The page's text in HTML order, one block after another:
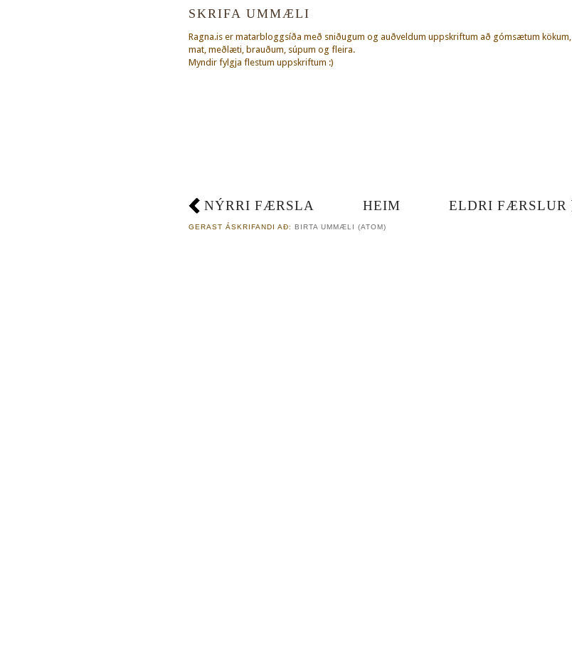
SKRIFA UMMÆLI
Ragna.is er matarbloggsíða með sniðugum og auðveldum uppskriftum að gómsætum kökum,
mat, meðlæti, brauðum, súpum og fleira.
Myndir fylgja flestum uppskriftum :)
NÝRRI FÆRSLA ELDRI FÆRSLUR
HEIM
GERAST ÁSKRIFANDI AÐ: BIRTA UMMÆLI (ATOM)